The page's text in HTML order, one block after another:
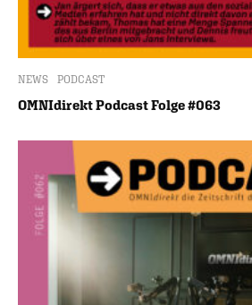
NEWS PODCAST
OMNIdirekt Podcast Folge #063